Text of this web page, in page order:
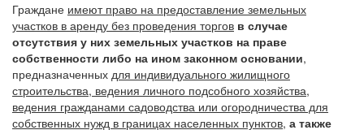
Граждане имеют право на предоставление земельных
участков в аренду без проведения торгов в случае
отсутствия у них земельных участков на праве
собственности либо на ином законном основании,
предназначенных для индивидуального жилищного
строительства, ведения личного подсобного хозяйства,
ведения гражданами садоводства или огородничества для
собственных нужд в границах населенных пунктов, а также